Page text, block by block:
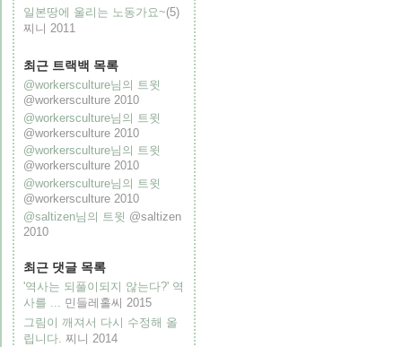
일본땅에 울리는 노동가요~(5)
찌니 2011
최근 트랙백 목록
@workersculture님의 트윗
@workersculture 2010
@workersculture님의 트윗
@workersculture 2010
@workersculture님의 트윗
@workersculture 2010
@workersculture님의 트윗
@workersculture 2010
@saltizen님의 트윗 @saltizen
2010
최근 댓글 목록
'역사는 되풀이되지 않는다?' 역
사를 ... 민들레홀씨 2015
그림이 깨져서 다시 수정해 올
립니다. 찌니 2014